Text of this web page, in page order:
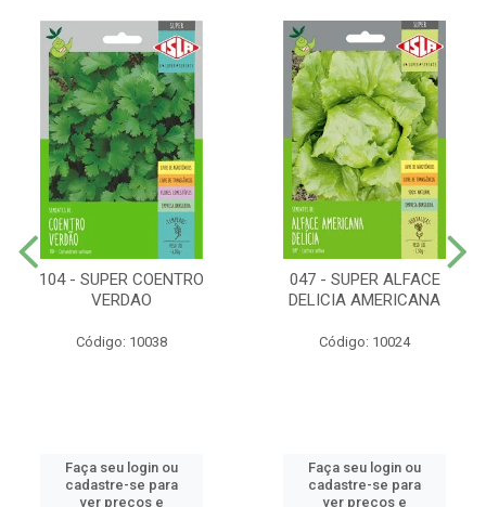
104 - SUPER COENTRO
VERDAO
Código: 10038
Faça seu login ou
cadastre-se para
ver preços e
047 - SUPER ALFACE
DELICIA AMERICANA
Código: 10024
Faça seu login ou
cadastre-se para
ver preços e